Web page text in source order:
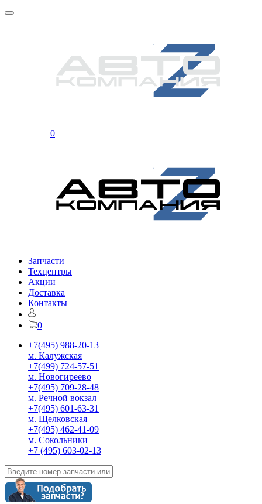
0
Запчасти
Техцентры
Акции
Доставка
Контакты
0
+7(495) 988-20-13
м. Калужская
+7(499) 724-57-51
м. Новогиреево
+7(495) 709-28-48
м. Речной вокзал
+7(495) 601-63-31
м. Щелковская
+7(495) 462-41-09
м. Сокольники
+7 (495) 603-02-13